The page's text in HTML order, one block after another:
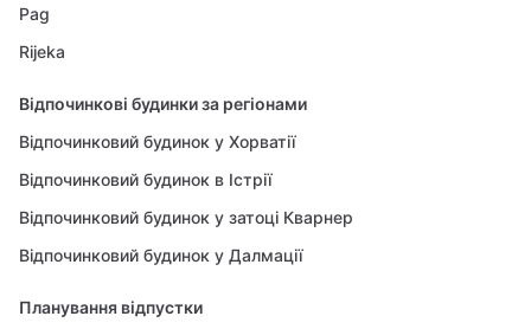
Pag
Rijeka
Відпочинкові будинки за регіонами
Відпочинковий будинок у Хорватії
Відпочинковий будинок в Істрії
Відпочинковий будинок у затоці Кварнер
Відпочинковий будинок у Далмації
Планування відпустки